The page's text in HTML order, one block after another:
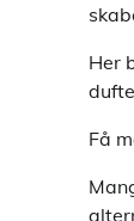
Her
Få